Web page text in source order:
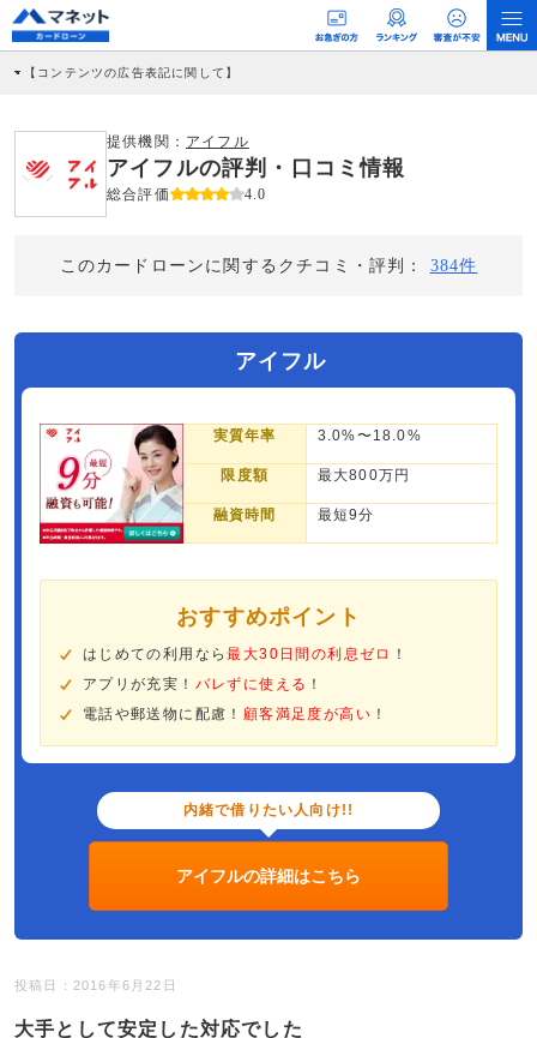
【コンテンツの広告表記に関して】
社に対して企業から紹介報酬が支払われるという収益モデルです。 ただし、特定の
商品を根拠なくPRするものではなく、当編集部の調査／ユーザーへの口コミ収集な
どに基づき、公平性を担保した情報提供を行っています。
>提携企業一覧
提供機関： アイフル
アイフルの評判・口コミ情報
総合評価 4.0
このカードローンに関するクチコミ・評判： 384件
アイフル
実質年率 3.0%〜18.0%
限度額 最大800万円
融資時間 最短9分
おすすめポイント
はじめての利用なら最大30日間の利息ゼロ
！
アプリが充実！ バレずに使える ！
電話や郵送物に配慮！ 顧客満足度が高い ！
内緒で借りたい人向け!!
アイフルの詳細はこちら
投稿日：2016年6月22日
大手として安定した対応でした